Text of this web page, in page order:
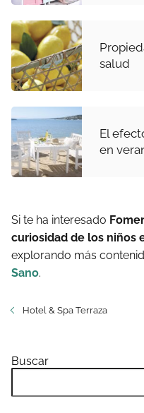
salud
El
en
Si te ha interesado
curiosidad de los niños
explorando más
Sano.
Hotel & Spa Terraza
Buscar